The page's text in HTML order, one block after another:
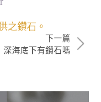
之鑽石。
下一篇
深海底下有鑽石嗎